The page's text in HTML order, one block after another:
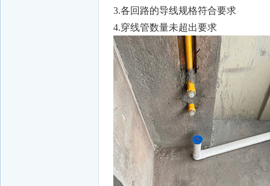
3.各回路的导线规格符合要求
4.穿线管数量未超出要求